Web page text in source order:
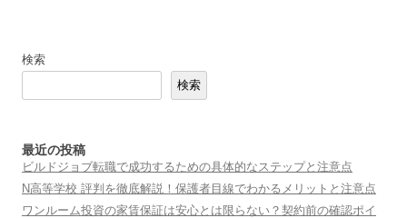
検索
検索
最近の投稿
ビルドジョブ転職で成功するための具体的なステップと注意点
N高等学校 評判を徹底解説！保護者目線でわかるメリットと注意点
ワンルーム投資の家賃保証は安心とは限らない？契約前の確認ポイ